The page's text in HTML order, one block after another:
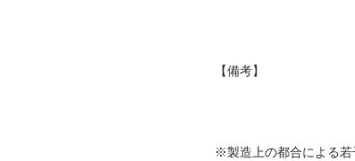
【備考】
※製造上の都合による若